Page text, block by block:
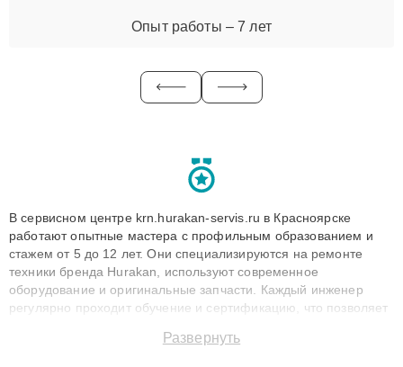
Опыт работы – 7 лет
В сервисном центре krn.hurakan-servis.ru в Красноярске
работают опытные мастера с профильным образованием и
стажем от 5 до 12 лет. Они специализируются на ремонте
техники бренда Hurakan, используют современное
оборудование и оригинальные запчасти. Каждый инженер
регулярно проходит обучение и сертификацию, что позволяет
технику с сохранением гарантии до 3 лет. Наши мастера
Развернуть